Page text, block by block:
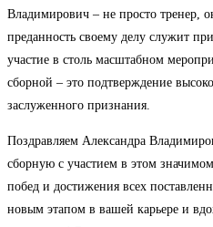
Владимирович – не просто тренер,
преданность своему делу служит
участие в столь масштабном
сборной – это подтверждение
заслуженного признания.
Поздравляем Александра
сборную с участием в этом
побед и достижения всех
новым этапом в вашей карьере и